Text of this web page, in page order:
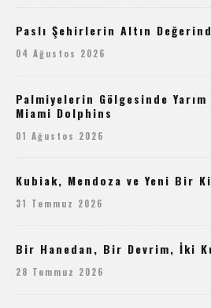
Paslı Şehirlerin Altın
04 Ağustos 2026
Palmiyelerin Gölgesinde
Miami Dolphins
01 Ağustos 2026
Kubiak, Mendoza ve Yeni Bir
31 Temmuz 2026
Bir Hanedan, Bir Devrim, İki
28 Temmuz 2026